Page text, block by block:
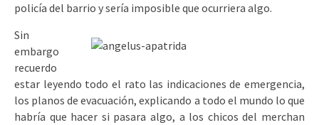
policía del barrio y sería imposible que ocurriera algo.
Sin
embargo
recuerdo
estar leyendo todo el rato las indicaciones de emergencia,
los planos de evacuación, explicando a todo el mundo lo que
habría que hacer si pasara algo, a los chicos del merchan